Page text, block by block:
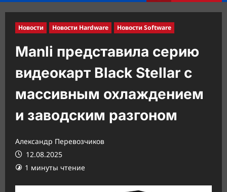
Новости Новости Hardware Новости Software
Manli представила серию
видеокарт Black Stellar с
массивным охлаждением
и заводским разгоном
Александр Перевозчиков
12.08.2025
1 минуты чтение